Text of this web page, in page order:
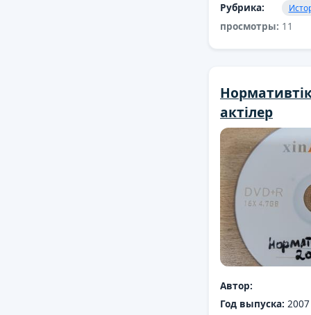
Рубрика:
просмотры: 11
актілер
Автор:
Год выпуска: 2007